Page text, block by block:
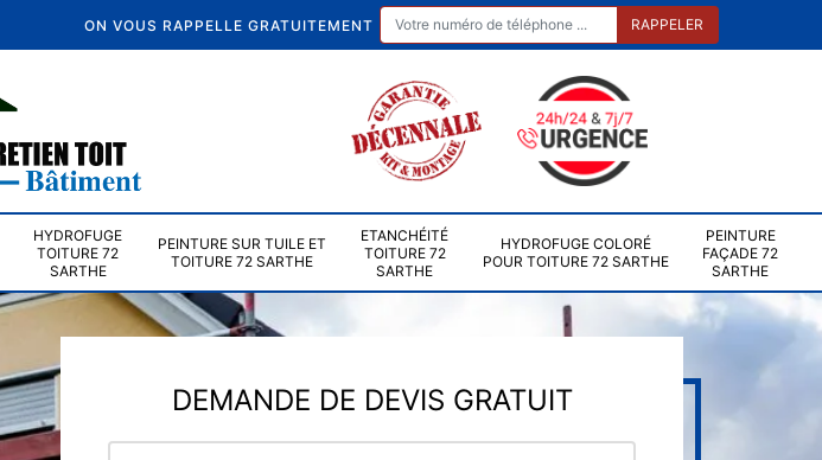
ON VOUS RAPPELLE GRATUITEMENT
HYDROFUGE
TOITURE 72
SARTHE
PEINTURE SUR TUILE ET
TOITURE 72 SARTHE
ETANCHÉITÉ
TOITURE 72
SARTHE
HYDROFUGE COLORÉ
POUR TOITURE 72 SARTHE
PEINTURE
FAÇADE 72
SARTHE
DEMANDE DE DEVIS GRATUIT